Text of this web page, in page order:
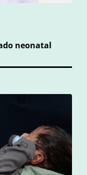
neonatal